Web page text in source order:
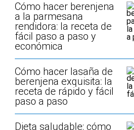
Cómo hacer berenjena
a la parmesana
rendidora: la receta de
fácil paso a paso y
económica
Cómo hacer lasaña de
berenjena exquisita: la
receta de rápido y fácil
paso a paso
Dieta saludable: cómo